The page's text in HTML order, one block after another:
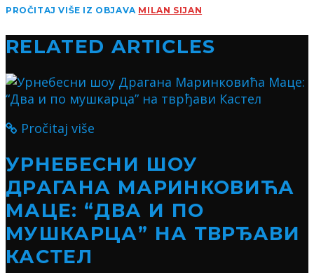
PROČITAJ VIŠE IZ OBJAVA MILAN SIJAN
RELATED ARTICLES
Pročitaj više
УРНЕБЕСНИ ШОУ
ДРАГАНА МАРИНКОВИЋА
МАЦЕ: “ДВА И ПО
МУШКАРЦА” НА ТВРЂАВИ
КАСТЕЛ